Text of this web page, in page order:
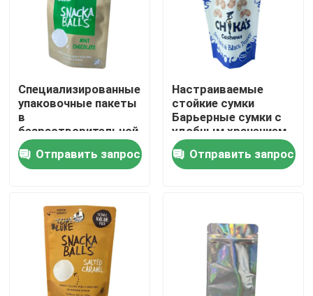
Путешествие фабрики
Проверка качества
Новости
Мешки упаковки еды
Мешочек для упаковки носика
Специализированные
упаковочные пакеты
в
безрастворительной
ламинированности
Отправить запрос
Настраиваемые
стойкие сумки
Барьерные сумки с
удобным хранением
Отправить запрос